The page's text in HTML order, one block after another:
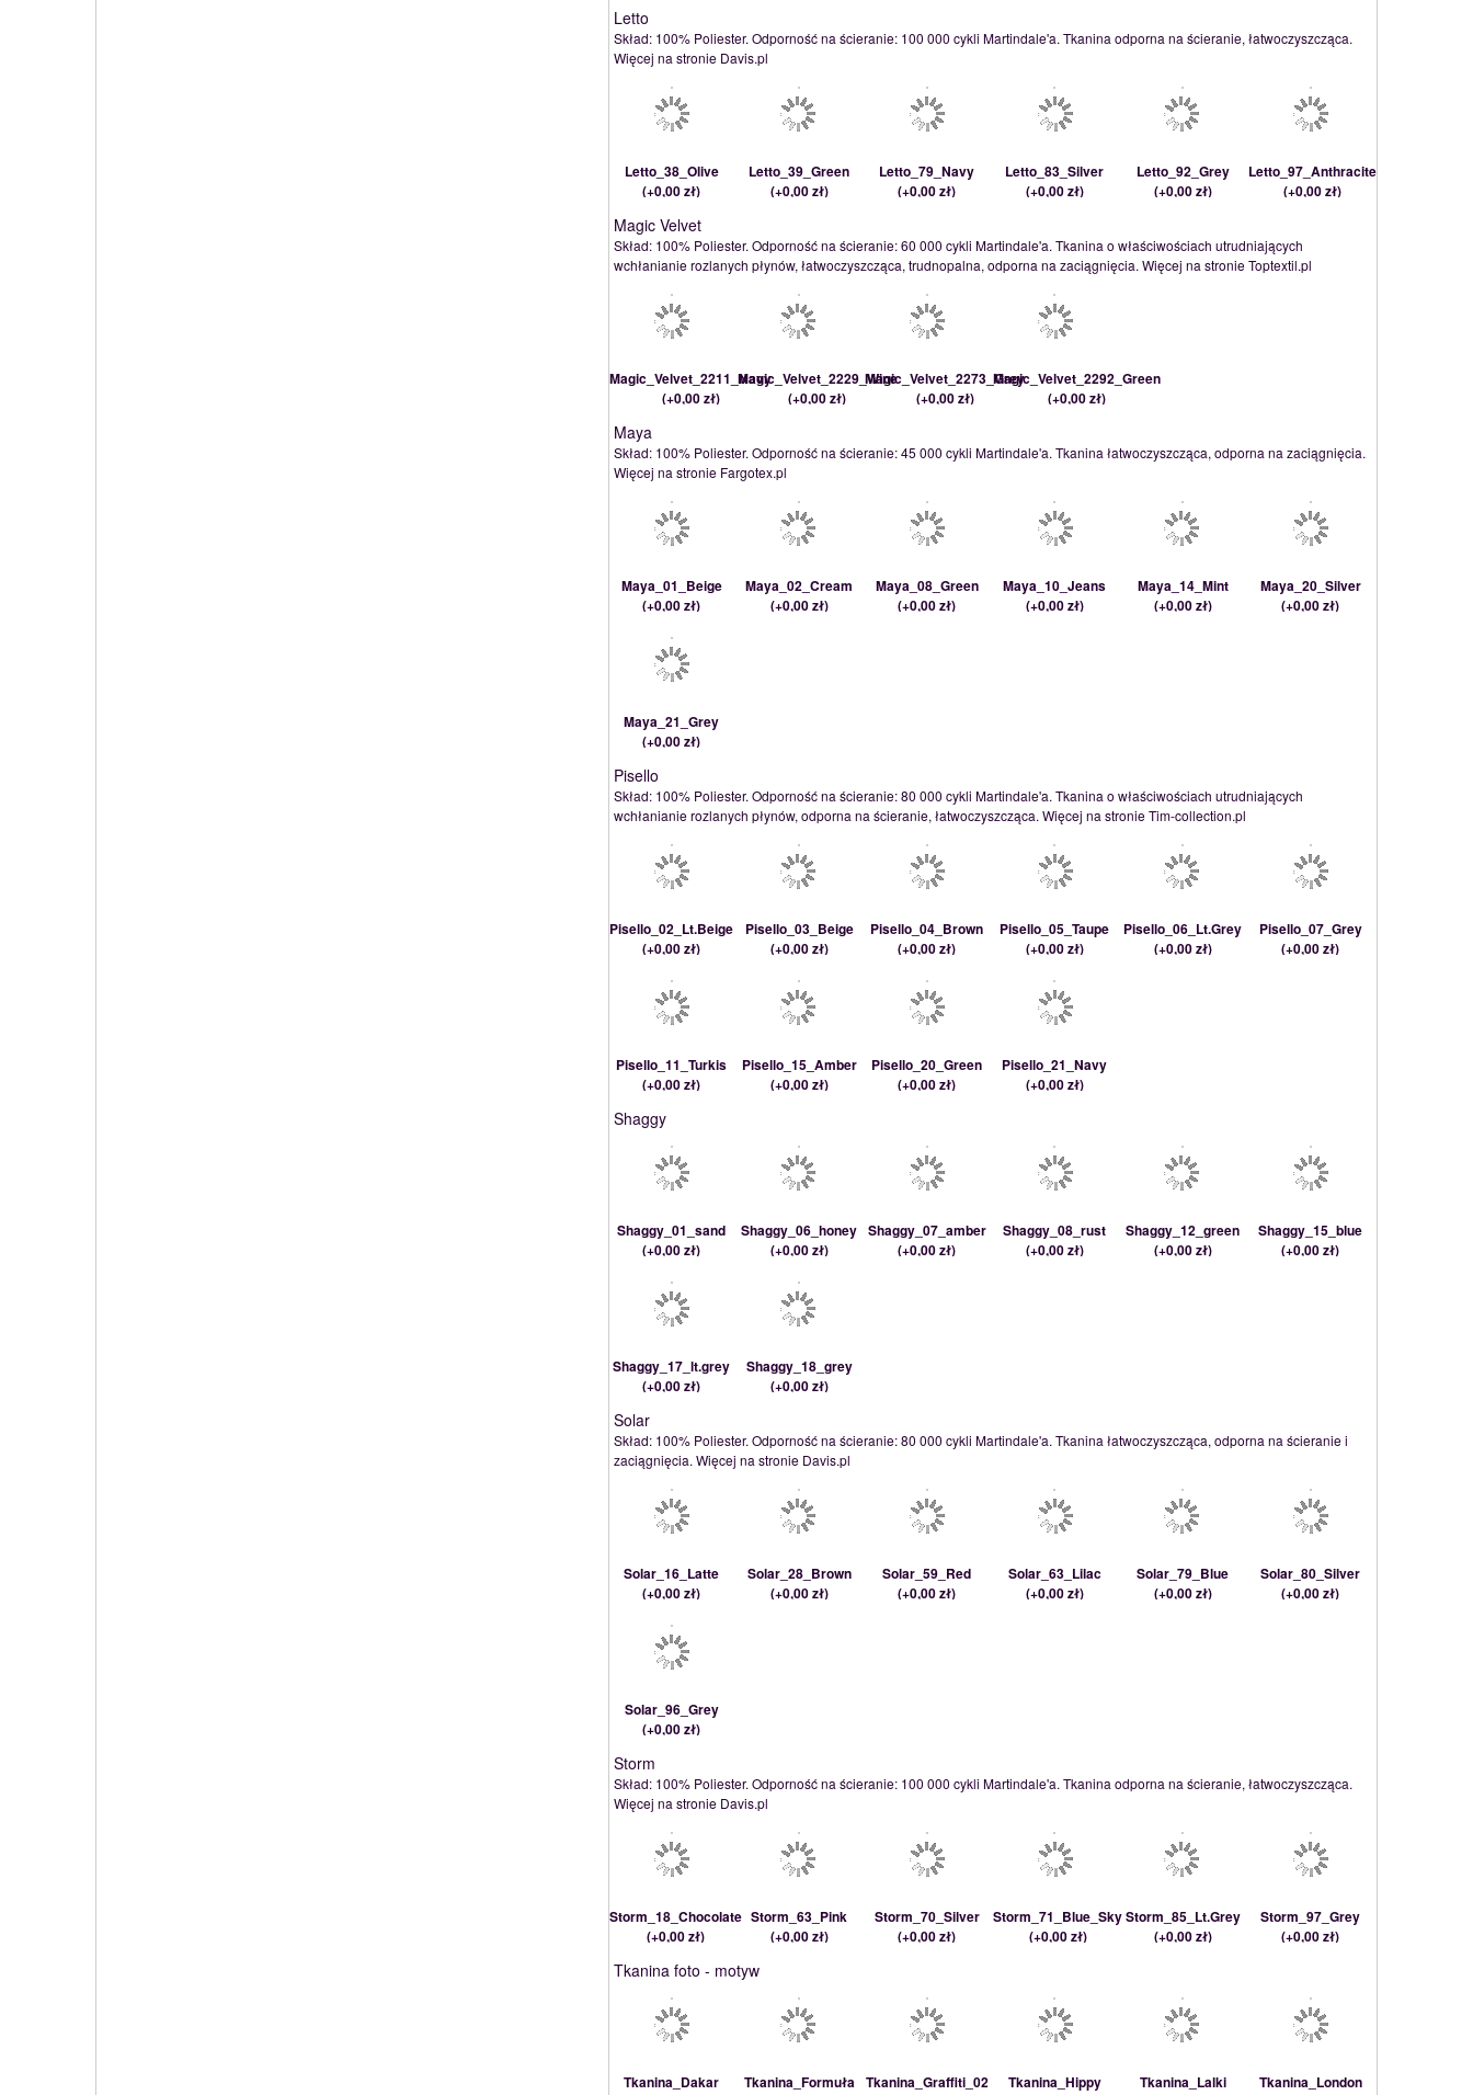
Letto
Skład: 100% Poliester. Odporność na ścieranie: 100 000 cykli Martindale'a. Tkanina odporna na ścieranie, łatwoczyszcząca.
Więcej na stronie Davis.pl
Letto_38_Olive
(+0,00 zł)
Letto_39_Green
(+0,00 zł)
Letto_79_Navy
(+0,00 zł)
Letto_83_Silver
(+0,00 zł)
Letto_92_Grey
(+0,00 zł)
Letto_97_Anthracite
(+0,00 zł)
Magic Velvet
Skład: 100% Poliester. Odporność na ścieranie: 60 000 cykli Martindale'a. Tkanina o właściwościach utrudniających
wchłanianie rozlanych płynów, łatwoczyszcząca, trudnopalna, odporna na zaciągnięcia. Więcej na stronie Toptextil.pl
Magic_Velvet_2211_Navy
(+0,00 zł)
Magic_Velvet_2229_Wine
(+0,00 zł)
Magic_Velvet_2273_Grey
(+0,00 zł)
Magic_Velvet_2292_Green
(+0,00 zł)
Maya
Skład: 100% Poliester. Odporność na ścieranie: 45 000 cykli Martindale'a. Tkanina łatwoczyszcząca, odporna na zaciągnięcia.
Więcej na stronie Fargotex.pl
Maya_01_Beige
(+0,00 zł)
Maya_02_Cream
(+0,00 zł)
Maya_08_Green
(+0,00 zł)
Maya_10_Jeans
(+0,00 zł)
Maya_14_Mint
(+0,00 zł)
Maya_20_Silver
(+0,00 zł)
Maya_21_Grey
(+0,00 zł)
Pisello
Skład: 100% Poliester. Odporność na ścieranie: 80 000 cykli Martindale'a. Tkanina o właściwościach utrudniających
wchłanianie rozlanych płynów, odporna na ścieranie, łatwoczyszcząca. Więcej na stronie Tim-collection.pl
Pisello_02_Lt.Beige
(+0,00 zł)
Pisello_03_Beige
(+0,00 zł)
Pisello_04_Brown
(+0,00 zł)
Pisello_05_Taupe
(+0,00 zł)
Pisello_06_Lt.Grey
(+0,00 zł)
Pisello_07_Grey
(+0,00 zł)
Pisello_11_Turkis
(+0,00 zł)
Pisello_15_Amber
(+0,00 zł)
Pisello_20_Green
(+0,00 zł)
Pisello_21_Navy
(+0,00 zł)
Shaggy
Shaggy_01_sand
(+0,00 zł)
Shaggy_06_honey
(+0,00 zł)
Shaggy_07_amber
(+0,00 zł)
Shaggy_08_rust
(+0,00 zł)
Shaggy_12_green
(+0,00 zł)
Shaggy_15_blue
(+0,00 zł)
Shaggy_17_lt.grey
(+0,00 zł)
Shaggy_18_grey
(+0,00 zł)
Solar
Skład: 100% Poliester. Odporność na ścieranie: 80 000 cykli Martindale'a. Tkanina łatwoczyszcząca, odporna na ścieranie i
zaciągnięcia. Więcej na stronie Davis.pl
Solar_16_Latte
(+0,00 zł)
Solar_28_Brown
(+0,00 zł)
Solar_59_Red
(+0,00 zł)
Solar_63_Lilac
(+0,00 zł)
Solar_79_Blue
(+0,00 zł)
Solar_80_Silver
(+0,00 zł)
Solar_96_Grey
(+0,00 zł)
Storm
Skład: 100% Poliester. Odporność na ścieranie: 100 000 cykli Martindale'a. Tkanina odporna na ścieranie, łatwoczyszcząca.
Więcej na stronie Davis.pl
Storm_18_Chocolate
(+0,00 zł)
Storm_63_Pink
(+0,00 zł)
Storm_70_Silver
(+0,00 zł)
Storm_71_Blue_Sky
(+0,00 zł)
Storm_85_Lt.Grey
(+0,00 zł)
Storm_97_Grey
(+0,00 zł)
Tkanina foto - motyw
Tkanina_Dakar
Tkanina_Formuła Tkanina_Graffiti_02
Tkanina_Hippy
Tkanina_Lalki
Tkanina_London